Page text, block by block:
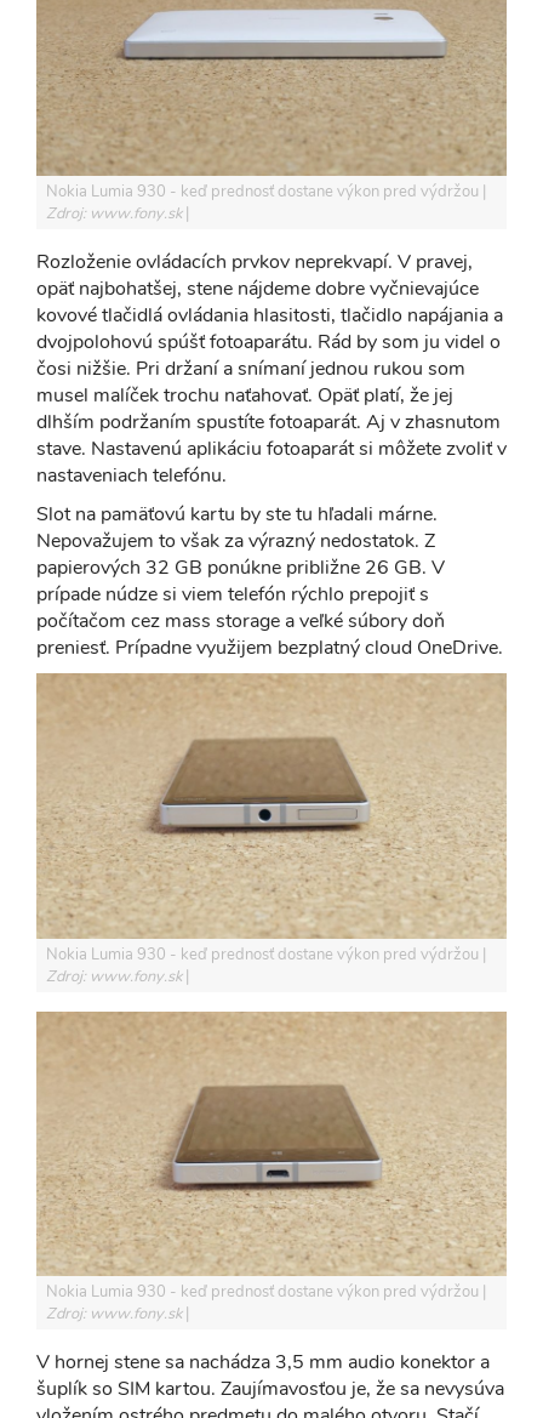
Nokia Lumia 930 - keď prednosť dostane výkon pred výdržou
Zdroj: www.fony.sk
Rozloženie ovládacích prvkov neprekvapí. V pravej,
opäť najbohatšej, stene nájdeme dobre vyčnievajúce
kovové tlačidlá ovládania hlasitosti, tlačidlo napájania a
dvojpolohovú spúšť fotoaparátu. Rád by som ju videl o
čosi nižšie. Pri držaní a snímaní jednou rukou som
musel malíček trochu naťahovať. Opäť platí, že jej
dlhším podržaním spustíte fotoaparát. Aj v zhasnutom
stave. Nastavenú aplikáciu fotoaparát si môžete zvoliť v
nastaveniach telefónu.
Slot na pamäťovú kartu by ste tu hľadali márne.
Nepovažujem to však za výrazný nedostatok. Z
papierových 32 GB ponúkne približne 26 GB. V
prípade núdze si viem telefón rýchlo prepojiť s
počítačom cez mass storage a veľké súbory doň
preniesť. Prípadne využijem bezplatný cloud OneDrive.
Nokia Lumia 930 - keď prednosť dostane výkon pred výdržou
Zdroj: www.fony.sk
Nokia Lumia 930 - keď prednosť dostane výkon pred výdržou
Zdroj: www.fony.sk
V hornej stene sa nachádza 3,5 mm audio konektor a
šuplík so SIM kartou. Zaujímavosťou je, že sa nevysúva